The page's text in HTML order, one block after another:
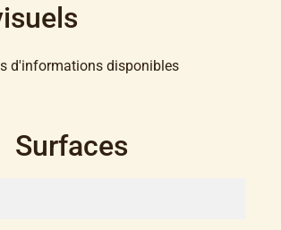
d'informations disponibles
Surfaces